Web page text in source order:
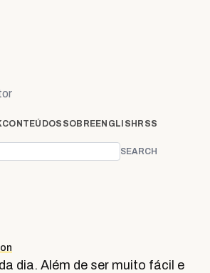
CONTEÚDOS SOBREENGLISH RSS
SEARCH
dia. Além de ser muito fácil e